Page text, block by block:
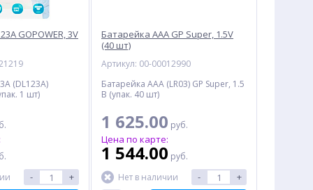
GOPOWER, 3V
(DL123A)
1 шт)
- +
Батарейка AAA GP Super, 1.5V
(40 шт)
Артикул: 00-00012990
Батарейка AAA (LR03) GP Super, 1.5
В (упак. 40 шт)
1 625.00 руб.
Цена по карте:
1 544.00 руб.
Нет в наличии
- +